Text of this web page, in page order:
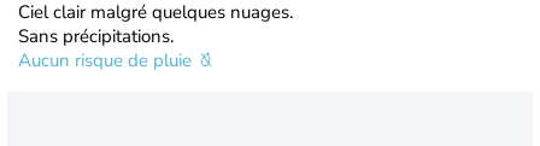
Ciel clair malgré quelques nuages.
Sans précipitations.
Aucun risque de pluie